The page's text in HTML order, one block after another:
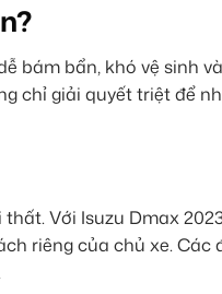
bám bẩn, khó vệ sinh
chỉ giải quyết triệt để
Với Isuzu Dmax
riêng của chủ xe. Các